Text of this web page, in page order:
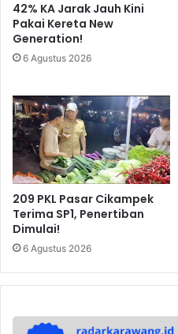
42% KA Jarak Jauh Kini
Pakai Kereta New
Generation!
6 Agustus 2026
209 PKL Pasar Cikampek
Terima SP1, Penertiban
Dimulai!
6 Agustus 2026